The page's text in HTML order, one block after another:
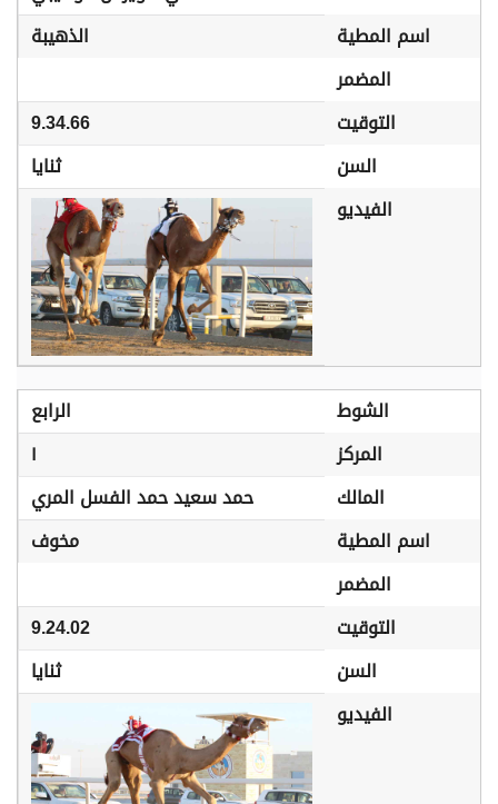
اسم المطية
الذهيبة
المضمر
التوقيت
9.34.66
السن
ثنايا
الفيديو
الشوط
الرابع
المركز
١
المالك
حمد سعيد حمد الفسل المري
اسم المطية
مخوف
المضمر
التوقيت
9.24.02
السن
ثنايا
الفيديو